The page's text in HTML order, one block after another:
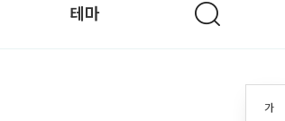
가
테마